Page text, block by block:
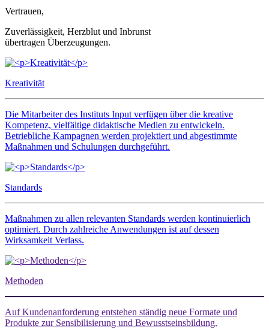
Vertrauen,
Zuverlässigkeit, Herzblut und Inbrunst
übertragen Überzeugungen.
Kreativität
Die Mitarbeiter des Instituts Input verfügen über die kreative
Kompetenz, vielfältige didaktische Medien zu entwickeln.
Betriebliche Kampagnen werden projektiert und abgestimmte
Maßnahmen und Schulungen durchgeführt.
Standards
Maßnahmen zu allen relevanten Standards werden kontinuierlich
optimiert. Durch zahlreiche Anwendungen ist auf dessen
Wirksamkeit Verlass.
Methoden
Auf Kundenanforderung entstehen ständig neue Formate und
Produkte zur Sensibilisierung und Bewusstseinsbildung.